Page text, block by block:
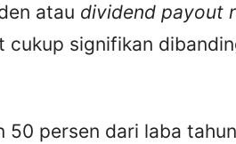
atau dividend payout
cukup signifikan
50 persen dari laba